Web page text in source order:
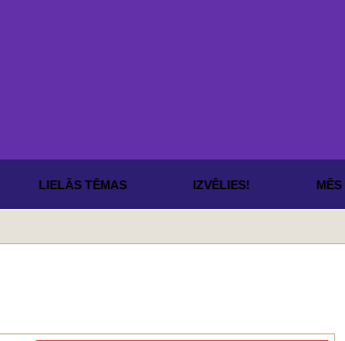
LIELĀS TĒMAS IZVĒLIES! MĒS